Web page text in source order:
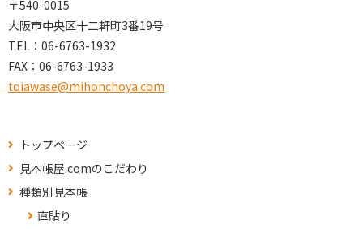
〒540-0015
大阪市中央区十二軒町3番19号
TEL： 06-6763-1932
FAX： 06-6763-1933
toiawase@mihonchoya.com
トップページ
見本帳屋.comのこだわり
種類別見本帳
直貼り